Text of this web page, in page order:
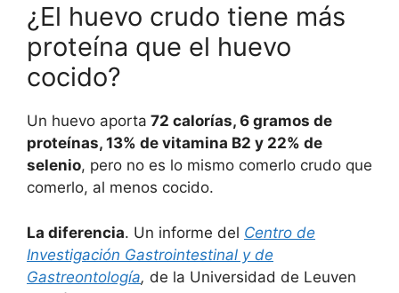
¿El huevo crudo tiene más
proteína que el huevo
cocido?
Un huevo aporta 72 calorías, 6 gramos de
proteínas, 13% de vitamina B2 y 22% de
selenio, pero no es lo mismo comerlo crudo que
comerlo, al menos cocido.
La diferencia. Un informe del Centro de
Investigación Gastrointestinal y de
Gastreontología, de la Universidad de Leuven